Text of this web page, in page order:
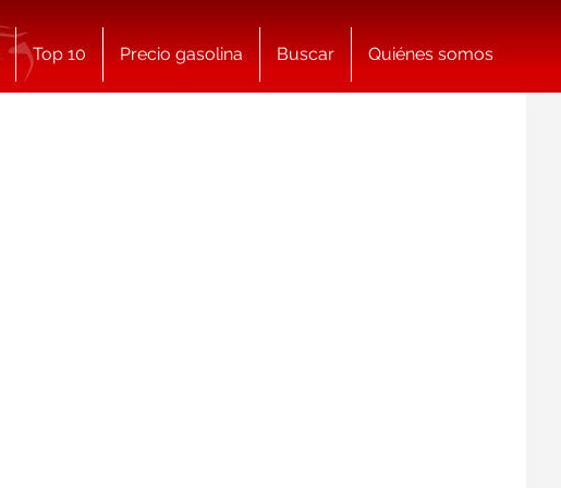
Top 10 Precio gasolina Buscar Quiénes somos